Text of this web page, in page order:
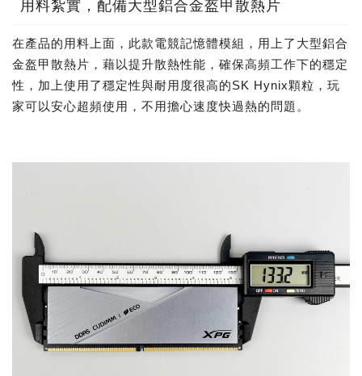
用料紮實，配備大型鋁合金盔甲散熱片
在產品的用料上面，此款電競記憶體模組，用上了大型鋁合
金盔甲散熱片，藉以提升散熱性能，確保高頻工作下的穩定
性，加上使用了穩定性與耐用度很高的SK Hynix顆粒，玩
家可以安心超頻使用，不用擔心速度快過熱的問題。